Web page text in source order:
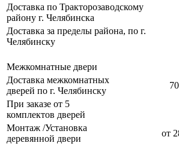
Доставка по Тракторозаводскому
району г. Челябинска
Доставка за пределы района, по г.
Челябинску
Межкомнатные двери
Доставка межкомнатных
дверей по г. Челябинску
При заказе от 5
комплектов дверей
Монтаж /Установка
деревянной двери
от